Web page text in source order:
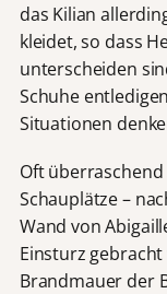
das Kilian
kleidet, so dass
unterscheiden
Schuhe
Situationen
Oft
Schauplätze –
Wand von
Einsturz
Brandmauer der